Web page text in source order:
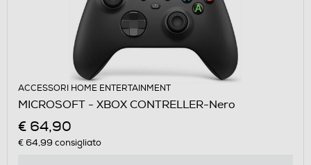
ACCESSORI HOME ENTERTAINMENT
MICROSOFT - XBOX CONTRELLER-Nero
€ 64,90
€ 64,99 consigliato